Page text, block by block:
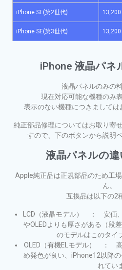
iPhone SE(第2世代) 13,200
iPhone SE(第3世代) 13,200
iPhone 液晶パネ
液晶パネルのみの
現在対応可能な機種のみ
表示のない機種につきましては
純正部品修理についてはお取り寄
すので、下のボタンから説明
液晶パネルの
Apple純正品は正規部品のため工
ん。
互換品は以下の2
LCD（液晶モデル） ： 安価
やOLEDよりも厚さがある（段
のモデルはこのタイ
OLED（有機ELモデル） ：
め発色が良い、iPhone12以降
れてい